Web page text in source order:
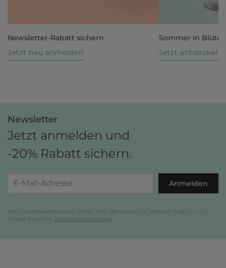
Newsletter-Rabatt sichern
Jetzt neu anmelden
Sommer in Blüte
Jetzt entdecken
Newsletter
Jetzt anmelden und
-20% Rabatt sichern.
Anmelden
Keine Datenweitergabe an Dritte. Eine Abmeldung ist jederzeit möglich. Hier
findest du unsere Datenschutzerklärung